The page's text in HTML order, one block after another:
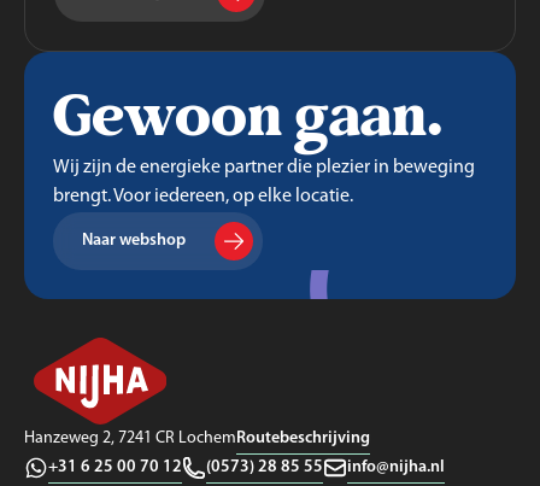
Gewoon gaan.
Wij zijn de energieke partner die plezier in beweging
brengt. Voor iedereen, op elke locatie.
Naar webshop
Hanzeweg 2, 7241 CR LochemRoutebeschrijving
+31 6 25 00 70 12
(0573) 28 85 55 info@nijha.nl